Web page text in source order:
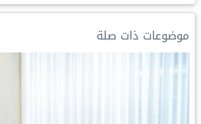
o
o
k
A
p
p
r
i
d
موضوعات ذات صلة